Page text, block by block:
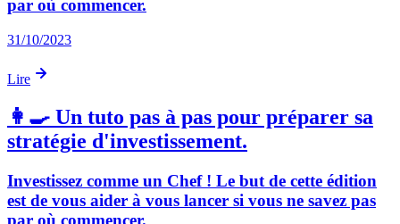
par où commencer.
31/10/2023
Lire
👩‍🍳 Un tuto pas à pas pour préparer sa
stratégie d'investissement.
Investissez comme un Chef ! Le but de cette édition
est de vous aider à vous lancer si vous ne savez pas
par où commencer.